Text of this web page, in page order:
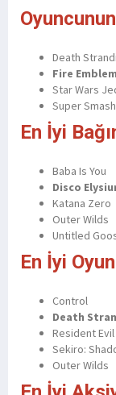
Death
Fire
Star Wars
Super
En İyi
Baba Is You
Disco
Katana Zero
Outer Wilds
Untitled
En İyi
Control
Death
Resident Evil
Sekiro:
Outer Wilds